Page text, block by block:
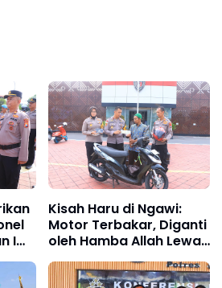
I
Kisah Haru di Ngawi:
Motor Terbakar, Diganti
oleh Hamba Allah Lewat
Polres